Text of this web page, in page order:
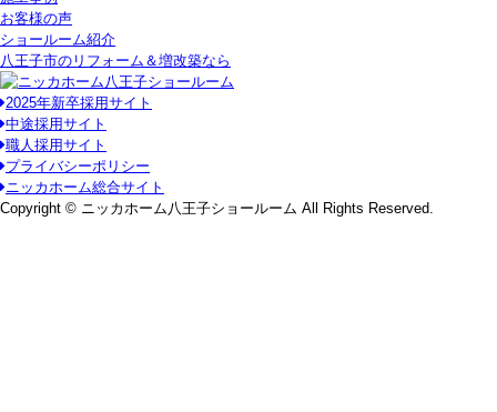
お客様の声
ショールーム紹介
八王子市のリフォーム＆増改築なら
2025年新卒採用サイト
中途採用サイト
職人採用サイト
プライバシーポリシー
ニッカホーム総合サイト
Copyright © ニッカホーム八王子ショールーム All Rights Reserved.